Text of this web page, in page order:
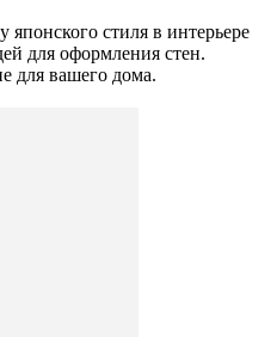
японского стиля в интерьере
для оформления стен.
для вашего дома.